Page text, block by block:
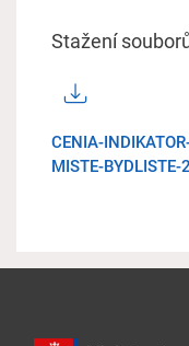
Stažení
CENIA-
MISTE-